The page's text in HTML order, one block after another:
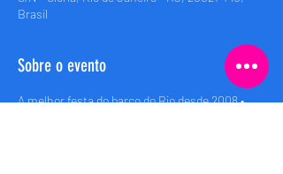
Brasil
Sobre o evento
A melhor festa do barco do Rio desde 2008 •